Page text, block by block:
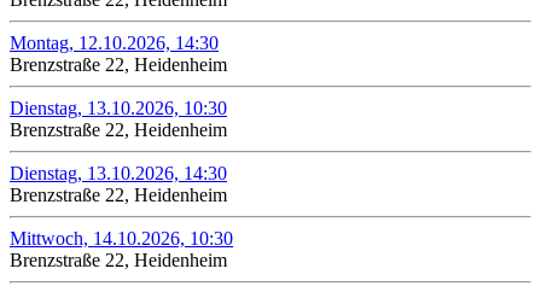
Montag, 12.10.2026, 14:30
Brenzstraße 22, Heidenheim
Dienstag, 13.10.2026, 10:30
Brenzstraße 22, Heidenheim
Dienstag, 13.10.2026, 14:30
Brenzstraße 22, Heidenheim
Mittwoch, 14.10.2026, 10:30
Brenzstraße 22, Heidenheim